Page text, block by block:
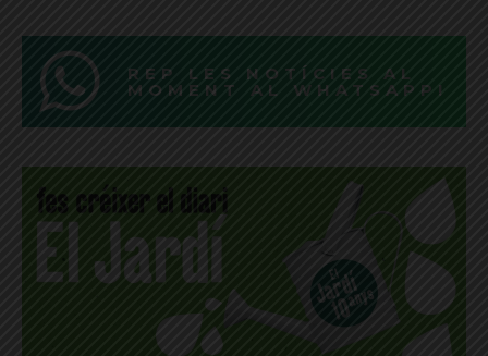
REP LES NOTÍCIES AL
MOMENT AL WHATSAPP!